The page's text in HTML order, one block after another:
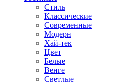
Стиль
Классические
Современные
Модерн
Хай-тек
Цвет
Белые
Венге
Светлые